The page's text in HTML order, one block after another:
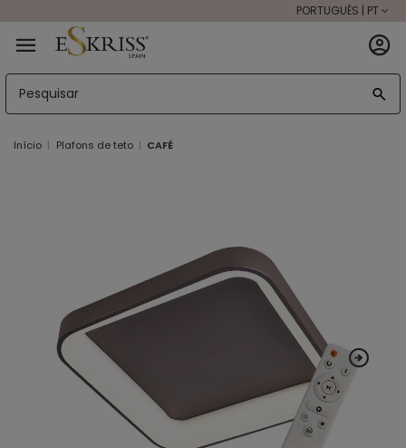
PORTUGUÊS | PT
Início Plafons de teto CAFÉ